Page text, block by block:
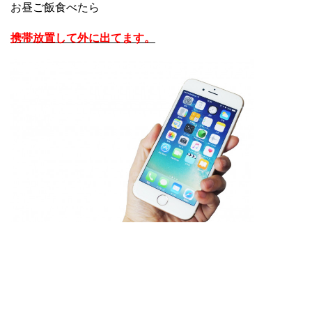
お昼ご飯食べたら
携帯放置して外に出てます。